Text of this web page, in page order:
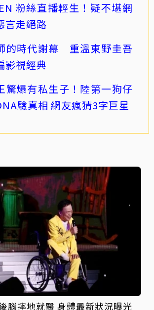
粉絲直播輕生！疑不堪網
言走絕路
的時代謝幕 重溫東野圭吾
影視經典
驚爆有私生子！陸第一狗仔
驗真相 網友瘋猜3字巨星
腦摔地就醫 身體最新狀況曝光